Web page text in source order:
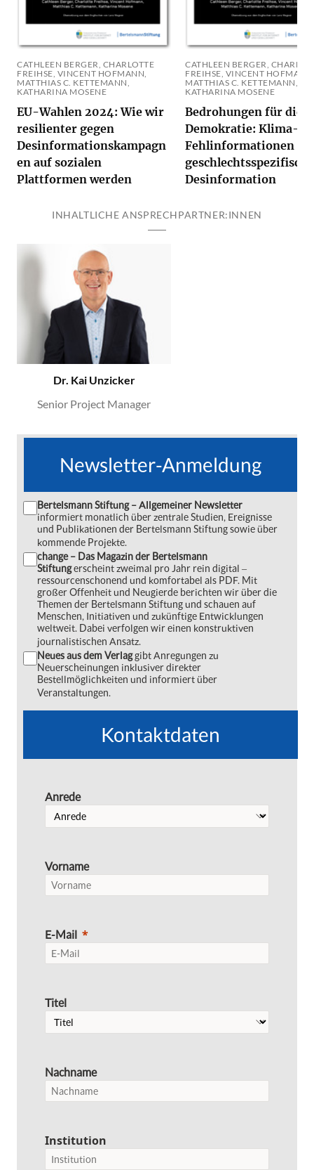
CATHLEEN BERGER, CHARLOTTE
FREIHSE, VINCENT HOFMANN,
MATTHIAS C. KETTEMANN,
KATHARINA MOSENE
EU-Wahlen 2024: Wie wir
resilienter gegen
Desinformationskampagn
en auf sozialen
Plattformen werden
CATHLEEN BERGER,
FREIHSE, VINCENT
MATTHIAS C. KETTEMANN,
KATHARINA MOSENE
Bedrohungen für die
Demokratie: Klima-
Fehlinformationen
geschlechtsspezifische
Desinformation
INHALTLICHE ANSPRECHPARTNER:INNEN
Dr. Kai Unzicker
Senior Project Manager
Newsletter-Anmeldung
Bertelsmann Stiftung – Allgemeiner Newsletter
informiert monatlich über zentrale Studien, Ereignisse
und Publikationen der Bertelsmann Stiftung sowie über
kommende Projekte.
change – Das Magazin der Bertelsmann
Stiftungerscheint zweimal pro Jahr rein digital ‒
ressourcenschonend und komfortabel als PDF. Mit
großer Offenheit und Neugierde berichten wir über die
Themen der Bertelsmann Stiftung und schauen auf
Menschen, Initiativen und zukünftige Entwicklungen
weltweit. Dabei verfolgen wir einen konstruktiven
journalistischen Ansatz.
Neues aus dem Verlaggibt Anregungen zu
Neuerscheinungen inklusiver direkter
Bestellmöglichkeiten und informiert über
Veranstaltungen.
Kontaktdaten
Anrede
Vorname
E-Mail
Titel
Nachname
Institution